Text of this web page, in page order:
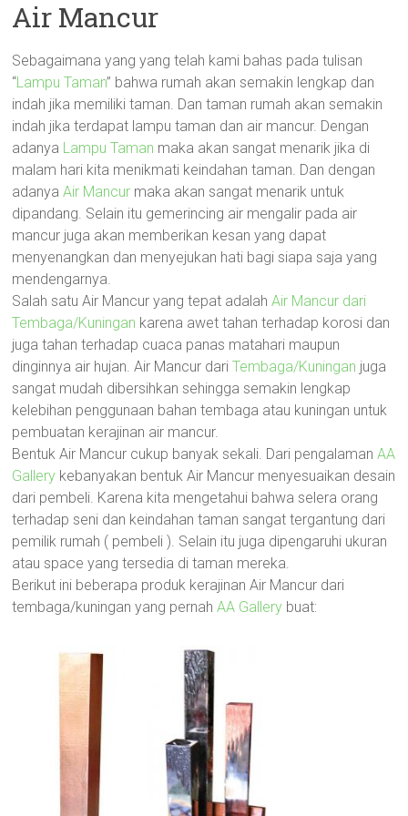
Air Mancur
Sebagaimana yang yang telah kami bahas pada tulisan
“Lampu Taman” bahwa rumah akan semakin lengkap dan
indah jika memiliki taman. Dan taman rumah akan semakin
indah jika terdapat lampu taman dan air mancur. Dengan
adanya Lampu Taman maka akan sangat menarik jika di
malam hari kita menikmati keindahan taman. Dan dengan
adanyaAir Mancur maka akan sangat menarik untuk
dipandang. Selain itu gemerincing air mengalir pada air
mancur juga akan memberikan kesan yang dapat
menyenangkan dan menyejukan hati bagi siapa saja yang
mendengarnya.
Salah satu Air Mancur yang tepat adalahAir Mancur dari
Tembaga/Kuningan karena awet tahan terhadap korosi dan
juga tahan terhadap cuaca panas matahari maupun
dinginnya air hujan. Air Mancur dariTembaga/Kuningan juga
sangat mudah dibersihkan sehingga semakin lengkap
kelebihan penggunaan bahan tembaga atau kuningan untuk
pembuatan kerajinan air mancur.
Bentuk Air Mancur cukup banyak sekali. Dari pengalamanAA
Gallery kebanyakan bentuk Air Mancur menyesuaikan desain
dari pembeli. Karena kita mengetahui bahwa selera orang
terhadap seni dan keindahan taman sangat tergantung dari
pemilik rumah ( pembeli ). Selain itu juga dipengaruhi ukuran
atau space yang tersedia di taman mereka.
Berikut ini beberapa produk kerajinan Air Mancur dari
tembaga/kuningan yang pernahAA Gallery buat: